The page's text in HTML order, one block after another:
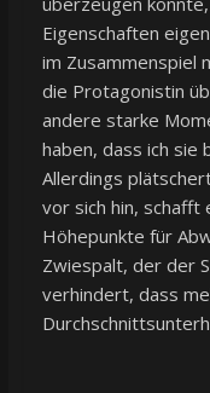
Eigenschaften
im Zusammenspiel
die Protagonistin
andere starke
haben, dass ich sie
Allerdings
vor sich hin, schafft
Höhepunkte für
Zwiespalt, der der
verhindert, dass